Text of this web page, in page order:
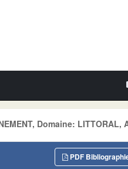
Domaine: LITTORAL,
PDF